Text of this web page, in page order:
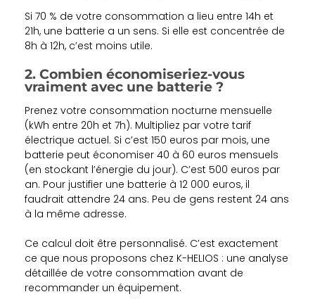
Si 70 % de votre consommation a lieu entre 14h et
21h, une batterie a un sens. Si elle est concentrée de
8h à 12h, c’est moins utile.
2. Combien économiseriez-vous
vraiment avec une batterie ?
Prenez votre consommation nocturne mensuelle
(kWh entre 20h et 7h). Multipliez par votre tarif
électrique actuel. Si c’est 150 euros par mois, une
batterie peut économiser 40 à 60 euros mensuels
(en stockant l’énergie du jour). C’est 500 euros par
an. Pour justifier une batterie à 12 000 euros, il
faudrait attendre 24 ans. Peu de gens restent 24 ans
à la même adresse.
Ce calcul doit être personnalisé. C’est exactement
ce que nous proposons chez K-HELIOS : une analyse
détaillée de votre consommation avant de
recommander un équipement.